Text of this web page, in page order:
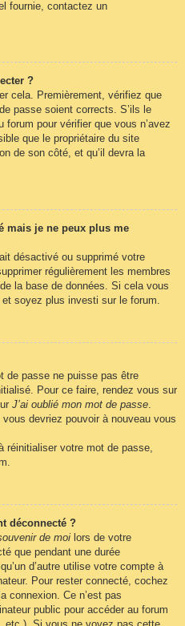
fournie, contactez un
?
cela. Premièrement, vérifiez que
passe soient corrects. S’ils le
pour vérifier que vous n’avez
que le propriétaire du site
de son côté, et qu’il devra la
mais je ne peux plus me
désactivé ou supprimé votre
régulièrement les membres
la base de données. Si cela vous
soyez plus investi sur le forum.
de passe ne puisse pas être
Pour ce faire, rendez vous sur
J’ai oublié mon mot de passe.
devriez pouvoir à nouveau vous
réinitialiser votre mot de passe,
déconnecté ?
de moi lors de votre
que pendant une durée
d’autre utilise votre compte à
Pour rester connecté, cochez
connexion. Ce n’est pas
public pour accéder au forum